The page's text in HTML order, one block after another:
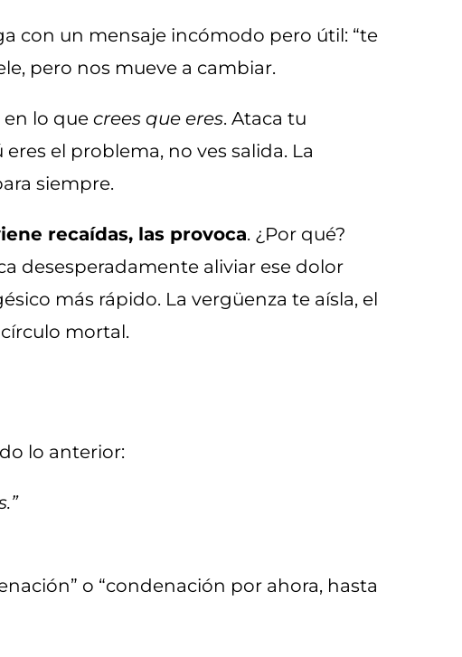
con un mensaje incómodo pero útil: “te
pero nos mueve a cambiar.
en lo que crees que eres. Ataca tu
el problema, no ves salida. La
siempre.
recaídas, las provoca. ¿Por qué?
desesperadamente aliviar ese dolor
más rápido. La vergüenza te aísla, el
mortal.
lo anterior:
o “condenación por ahora, hasta